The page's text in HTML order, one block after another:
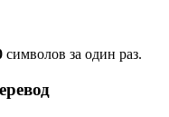
символов за один раз.